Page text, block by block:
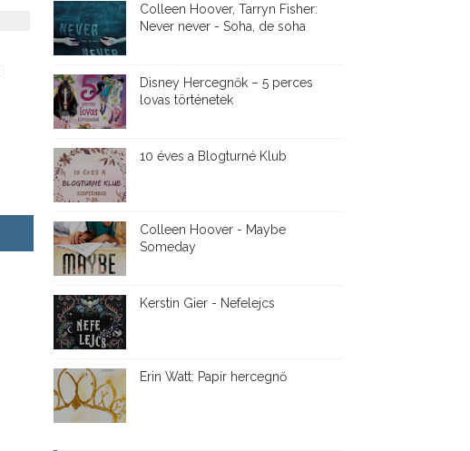
Colleen Hoover, Tarryn Fisher:
Never never - Soha, de soha
Disney ​Hercegnők – 5 perces
lovas történetek
10 éves a Blogturné Klub
Colleen Hoover - Maybe
Someday
Kerstin Gier - Nefelejcs
Erin Watt: Papír hercegnő